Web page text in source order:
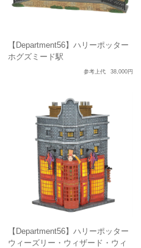
【Department56】ハリーポッター
ホグズミード駅
参考上代 38,000円
【Department56】ハリーポッター
ウィーズリー・ウィザード・ウィ